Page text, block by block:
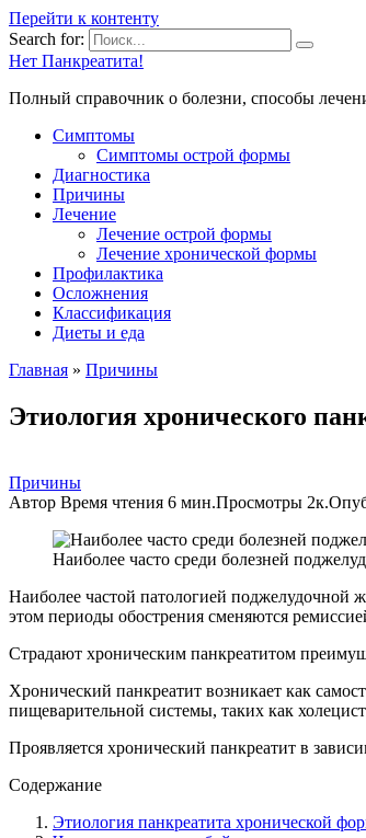
Перейти к контенту
Search for:
Нет Панкреатита!
Полный справочник о болезни, способы
Симптомы
Симптомы острой формы
Диагностика
Причины
Лечение
Лечение острой формы
Лечение хронической формы
Профилактика
Осложнения
Классификация
Диеты и еда
Главная » Причины
Этиология хронического
Причины
Автор Время чтения 6 мин.Просмотры 2к.
Наиболее часто среди болезней
Наиболее частой патологией поджелудочной
этом периоды обострения сменяются
Страдают хроническим панкреатитом
Хронический панкреатит возникает как
пищеварительной системы, таких как
Проявляется хронический панкреатит в
Содержание
Этиология панкреатита хронической